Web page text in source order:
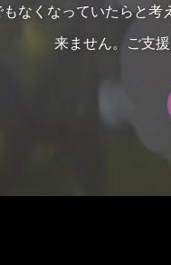
なくなっていたらと
来ません。ご支